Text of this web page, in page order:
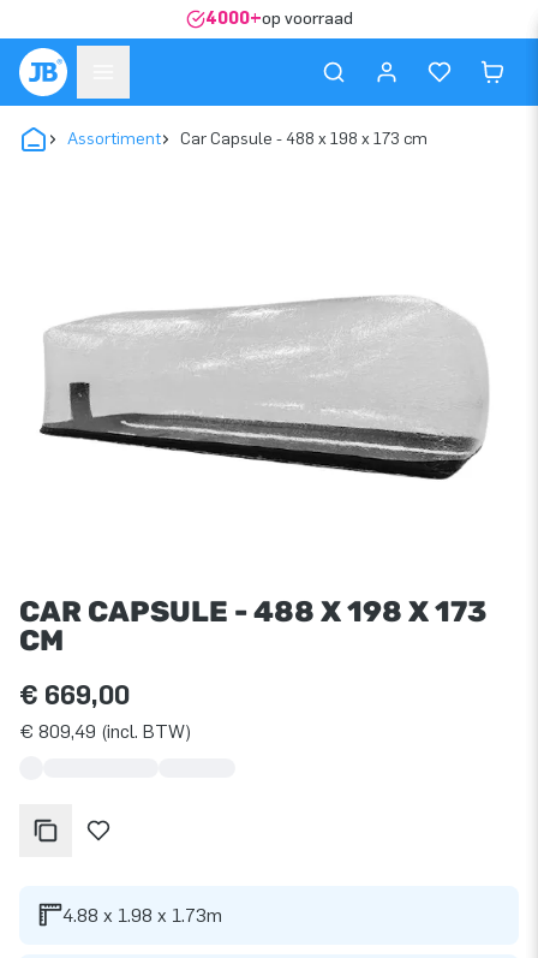
4000+op voorraad
Assortiment Car Capsule - 488 x 198 x 173 cm
CAR CAPSULE - 488 X 198 X 173
CM
€ 669,00
€ 809,49 (incl. BTW)
4.88 x 1.98 x 1.73m